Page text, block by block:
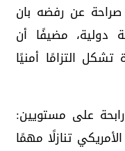
صراحة عن رفضه بان
دولية، مضيفًا أن
تشكل التزامًا أمنيًا
على مستويين:
تنازلًا مهمًا